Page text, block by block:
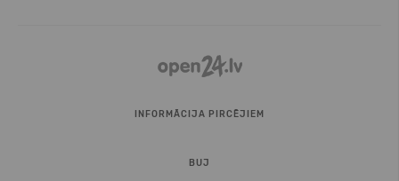
INFORMĀCIJA PIRCĒJIEM
BUJ